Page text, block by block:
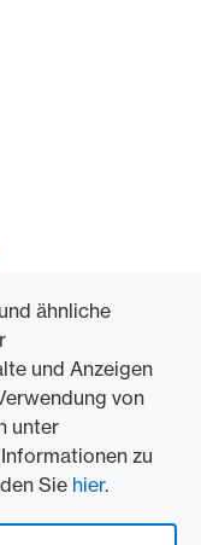
ähnliche
und Anzeigen
von
unter
zu
Sie hier.